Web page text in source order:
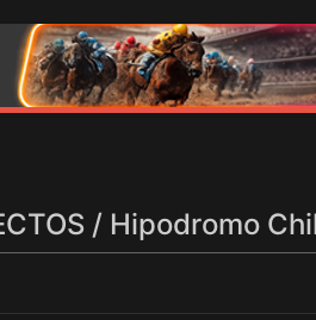
/ Hipodromo